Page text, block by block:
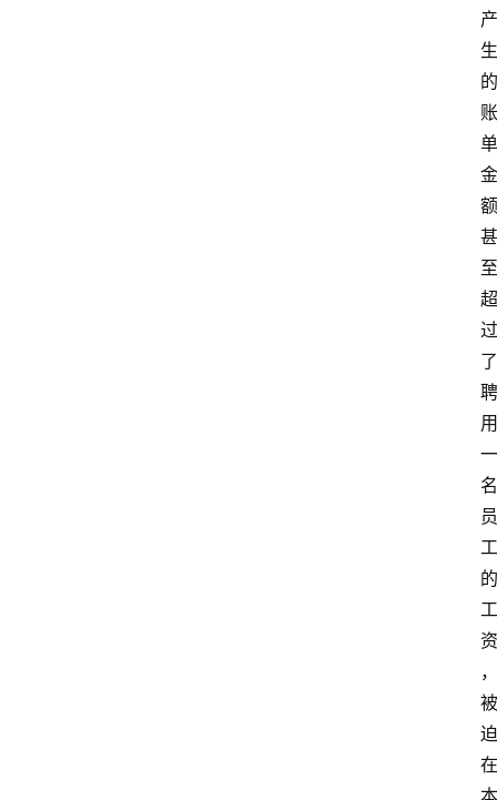
产
生
的
账
单
金
额
甚
至
超
过
了
聘
用
一
名
员
工
的
工
资
，
被
迫
在
本